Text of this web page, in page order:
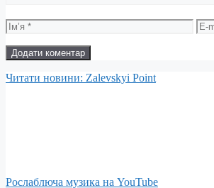
Ім’я
E-
mail
Читати новини: Zalevskyi Point
Рослаблюча музика на YouTube